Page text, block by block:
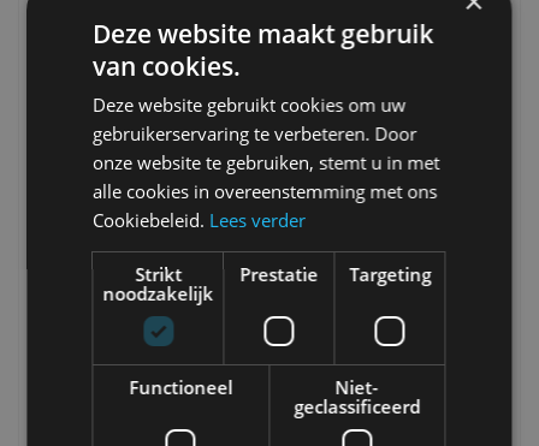
Details
1-Lichts
L'or
180123726
23
J
LABEL51
Métal
29x29x29
Deze website maakt gebruik
van cookies.
Deze website gebruikt cookies om uw
gebruikerservaring te verbeteren. Door
onze website te gebruiken, stemt u in met
alle cookies in overeenstemming met ons
Cookiebeleid. Lees verder
Strikt
noodzakelijk
Prestatie Targeting
Functioneel
Niet-
geclassificeerd